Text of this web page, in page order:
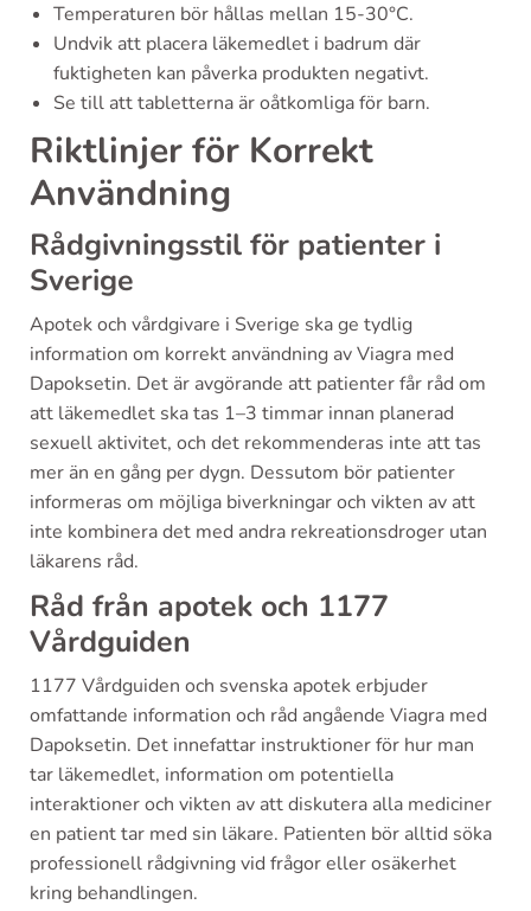
Temperaturen bör hållas mellan 15-30°C.
Undvik att placera läkemedlet i badrum där
fuktigheten kan påverka produkten negativt.
Se till att tabletterna är oåtkomliga för barn.
Riktlinjer för Korrekt
Användning
Rådgivningsstil för patienter i
Sverige
Apotek och vårdgivare i Sverige ska ge tydlig
information om korrekt användning av Viagra med
Dapoksetin. Det är avgörande att patienter får råd om
att läkemedlet ska tas 1–3 timmar innan planerad
sexuell aktivitet, och det rekommenderas inte att tas
mer än en gång per dygn. Dessutom bör patienter
informeras om möjliga biverkningar och vikten av att
inte kombinera det med andra rekreationsdroger utan
läkarens råd.
Råd från apotek och 1177
Vårdguiden
1177 Vårdguiden och svenska apotek erbjuder
omfattande information och råd angående Viagra med
Dapoksetin. Det innefattar instruktioner för hur man
tar läkemedlet, information om potentiella
interaktioner och vikten av att diskutera alla mediciner
en patient tar med sin läkare. Patienten bör alltid söka
professionell rådgivning vid frågor eller osäkerhet
kring behandlingen.